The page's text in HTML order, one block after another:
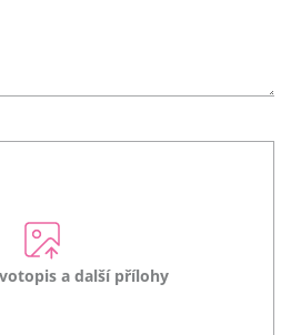
a další přílohy